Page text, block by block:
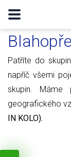
Patříte do
napříč všemi
skupin. Máme
geografického
IN KOLO).